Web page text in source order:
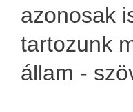
azonosak
tartozunk
állam -